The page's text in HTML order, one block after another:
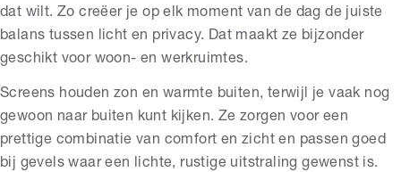
dat wilt. Zo creëer je op elk moment van de dag de juiste
balans tussen licht en privacy. Dat maakt ze bijzonder
geschikt voor woon- en werkruimtes.
Screens houden zon en warmte buiten, terwijl je vaak nog
gewoon naar buiten kunt kijken. Ze zorgen voor een
prettige combinatie van comfort en zicht en passen goed
bij gevels waar een lichte, rustige uitstraling gewenst is.